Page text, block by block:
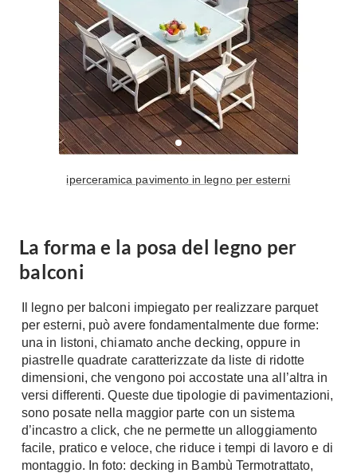
Materassi
Lattice
Memory Foam
Reti Letto
Cuscini
Consigli materassi
Bagno
Cabine Doccia
Idromassaggio
Accessori Bagno
Rubinetteria
Vasche da Bagno
Giardino
Arredo giardino
Tende da sole
Gazebo
A Chiocciola
Scale Interni
Ringhiere
Rivestimenti
Ceramica
Cotto
Laminato
Pavimenti esterni
Fai da Te
Fai da te in giardino
Il fai da te in bagno
Casa fai da te
Bricolage
iperceramica pavimento in legno per esterni
La forma e la posa del legno per
balconi
Il legno per balconi impiegato per realizzare parquet
per esterni, può avere fondamentalmente due forme:
una in listoni, chiamato anche decking, oppure in
piastrelle quadrate caratterizzate da liste di ridotte
dimensioni, che vengono poi accostate una all’altra in
versi differenti. Queste due tipologie di pavimentazioni,
sono posate nella maggior parte con un sistema
d’incastro a click, che ne permette un alloggiamento
facile, pratico e veloce, che riduce i tempi di lavoro e di
montaggio. In foto: decking in Bambù Termotrattato,